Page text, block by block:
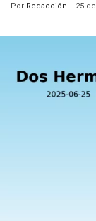
Por Redacción - 25